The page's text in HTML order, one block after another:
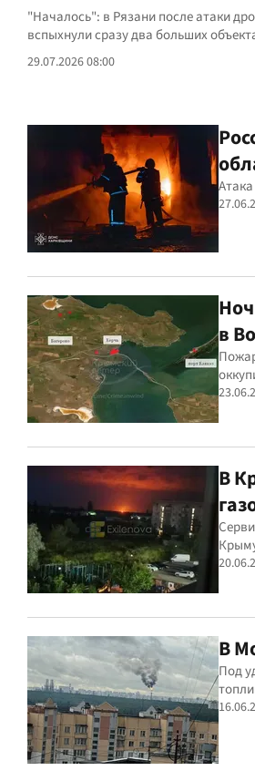
"Началось": в Рязани после атаки
вспыхнули сразу два больших
29.07.2026 08:00
в
В
В
Под